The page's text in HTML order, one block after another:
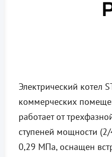
Электрический котел
коммерческих
работает от
ступеней мощности
0,29 МПа, оснащен